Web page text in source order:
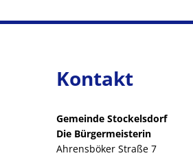
Kontakt
Gemeinde Stockelsdorf
Die Bürgermeisterin
Ahrensböker Straße 7